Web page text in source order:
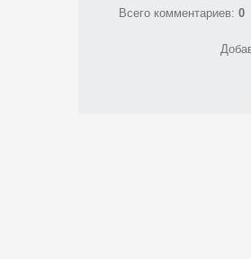
Всего комментариев: 0